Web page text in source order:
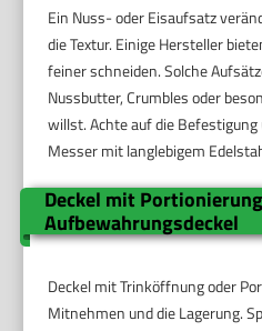
Ein Nuss- oder Eisaufsatz
die Textur. Einige Hersteller
feiner schneiden. Solche
Nussbutter, Crumbles oder
willst. Achte auf die
Messer mit langlebigem
Deckel mit
Aufbewahrungsdeckel
Deckel mit Trinköffnung oder
Mitnehmen und die Lagerung.